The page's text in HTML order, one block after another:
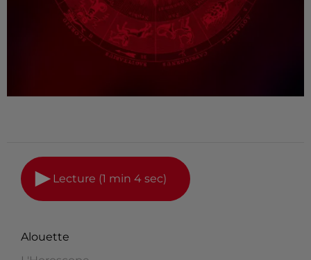
Lecture (1 min 4 sec)
Alouette